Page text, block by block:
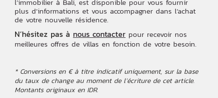
plus d’informations et vous accompagner dans l’achat
de votre nouvelle résidence.
N’hésitez pas à nous contacter pour recevoir nos
meilleures offres de villas en fonction de votre besoin.
* Conversions en € à titre indicatif uniquement, sur la base
du taux de change au moment de l’écriture de cet article.
Montants originaux en IDR.